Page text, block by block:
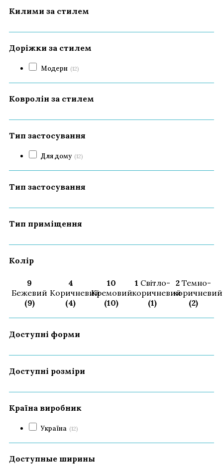
Килими за стилем
Доріжки за стилем
Модерн (12)
Ковролін за стилем
Тип застосування
Для дому (12)
Тип застосування
Тип приміщення
Колір
9
Бежевий
(9)
4
Коричневий
(4)
10
Кремовий
(10)
1 Світло-
коричневий
(1)
2 Темно-
коричневий
(2)
Доступні форми
Доступні розміри
Країна виробник
Україна (12)
Доступные ширины